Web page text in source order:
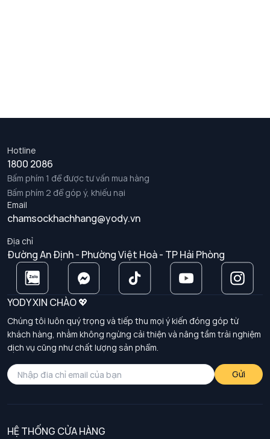
Hotline
1800 2086
Bấm phím 1 để được tư vấn mua hàng
Bấm phím 2 để góp ý, khiếu nại
Email
chamsockhachhang@yody.vn
Địa chỉ
Đường An Định - Phường Việt Hoà - TP Hải Phòng
YODY XIN CHÀO 💖
Chúng tôi luôn quý trọng và tiếp thu mọi ý kiến đóng góp từ
khách hàng, nhằm không ngừng cải thiện và nâng tầm trải nghiệm
dịch vụ cũng như chất lượng sản phẩm.
Gửi
HỆ THỐNG CỬA HÀNG